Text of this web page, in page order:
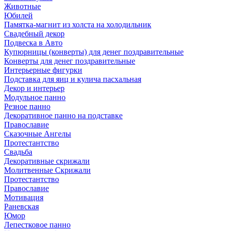
Животные
Юбилей
Памятка-магнит из холста на холодильник
Свадебный декор
Подвеска в Авто
Купюрницы (конверты) для денег поздравительные
Конверты для денег поздравительные
Интерьерные фигурки
Подставка для яиц и кулича пасхальная
Декор и интерьер
Модульное панно
Резное панно
Декоративное панно на подставке
Православие
Сказочные Ангелы
Протестантство
Свадьба
Декоративные скрижали
Молитвенные Скрижали
Протестантство
Православие
Мотивация
Раневская
Юмор
Лепестковое панно